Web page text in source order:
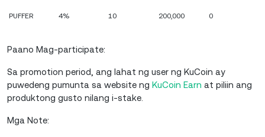
PUFFER 4% 10 200,000 0
Paano Mag-participate:
Sa promotion period, ang lahat ng user ng KuCoin ay
puwedeng pumunta sa website ng KuCoin Earn at piliin ang
produktong gusto nilang i-stake.
Mga Note: